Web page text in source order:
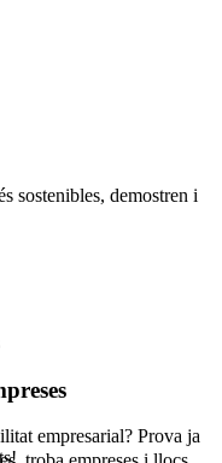
sostenibles, demostren i
empresarial? Prova ja